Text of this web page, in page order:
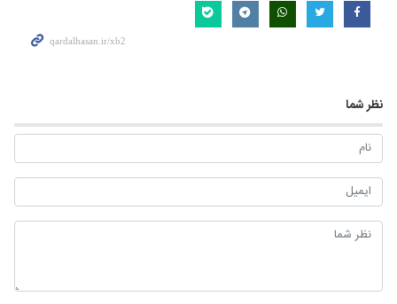
نظر شما